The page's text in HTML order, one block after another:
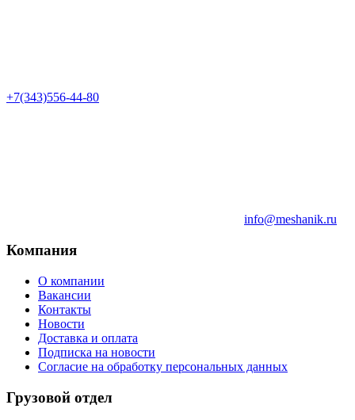
+7(343)556-44-80
info@meshanik.ru
Компания
О компании
Вакансии
Контакты
Новости
Доставка и оплата
Подписка на новости
Согласие на обработку персональных данных
Грузовой отдел